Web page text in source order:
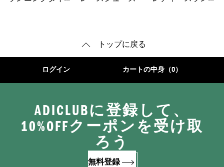
ツ
トップに戻る
ログイン カートの中身（0）
ADICLUBに登録して、
10%OFFクーポンを受け取
ろう
無料登録